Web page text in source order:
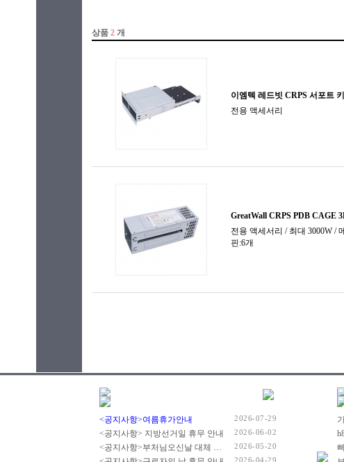
<공지사항>여름휴가안내 2026-07-29
<공지사항> 지방선거일 휴무 안내 2026-06-02
<공지사항>부처님오신날 대체 휴무 안내 2026-05-20
2026-04-29